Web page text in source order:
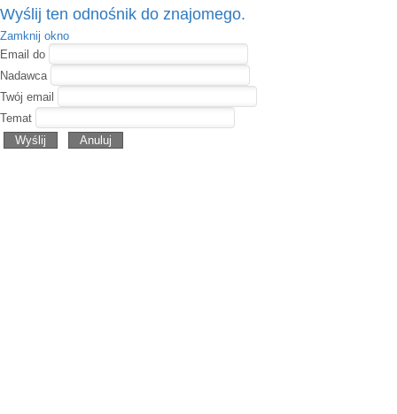
Wyślij ten odnośnik do znajomego.
Zamknij okno
Email do
Nadawca
Twój email
Temat
Wyślij
Anuluj